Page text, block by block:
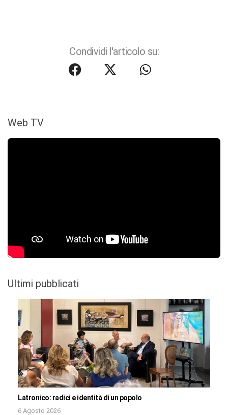
Condividi l'articolo su:
Web TV
Ultimi pubblicati
Latronico: radici e identità di un popolo
6 Agosto 2026